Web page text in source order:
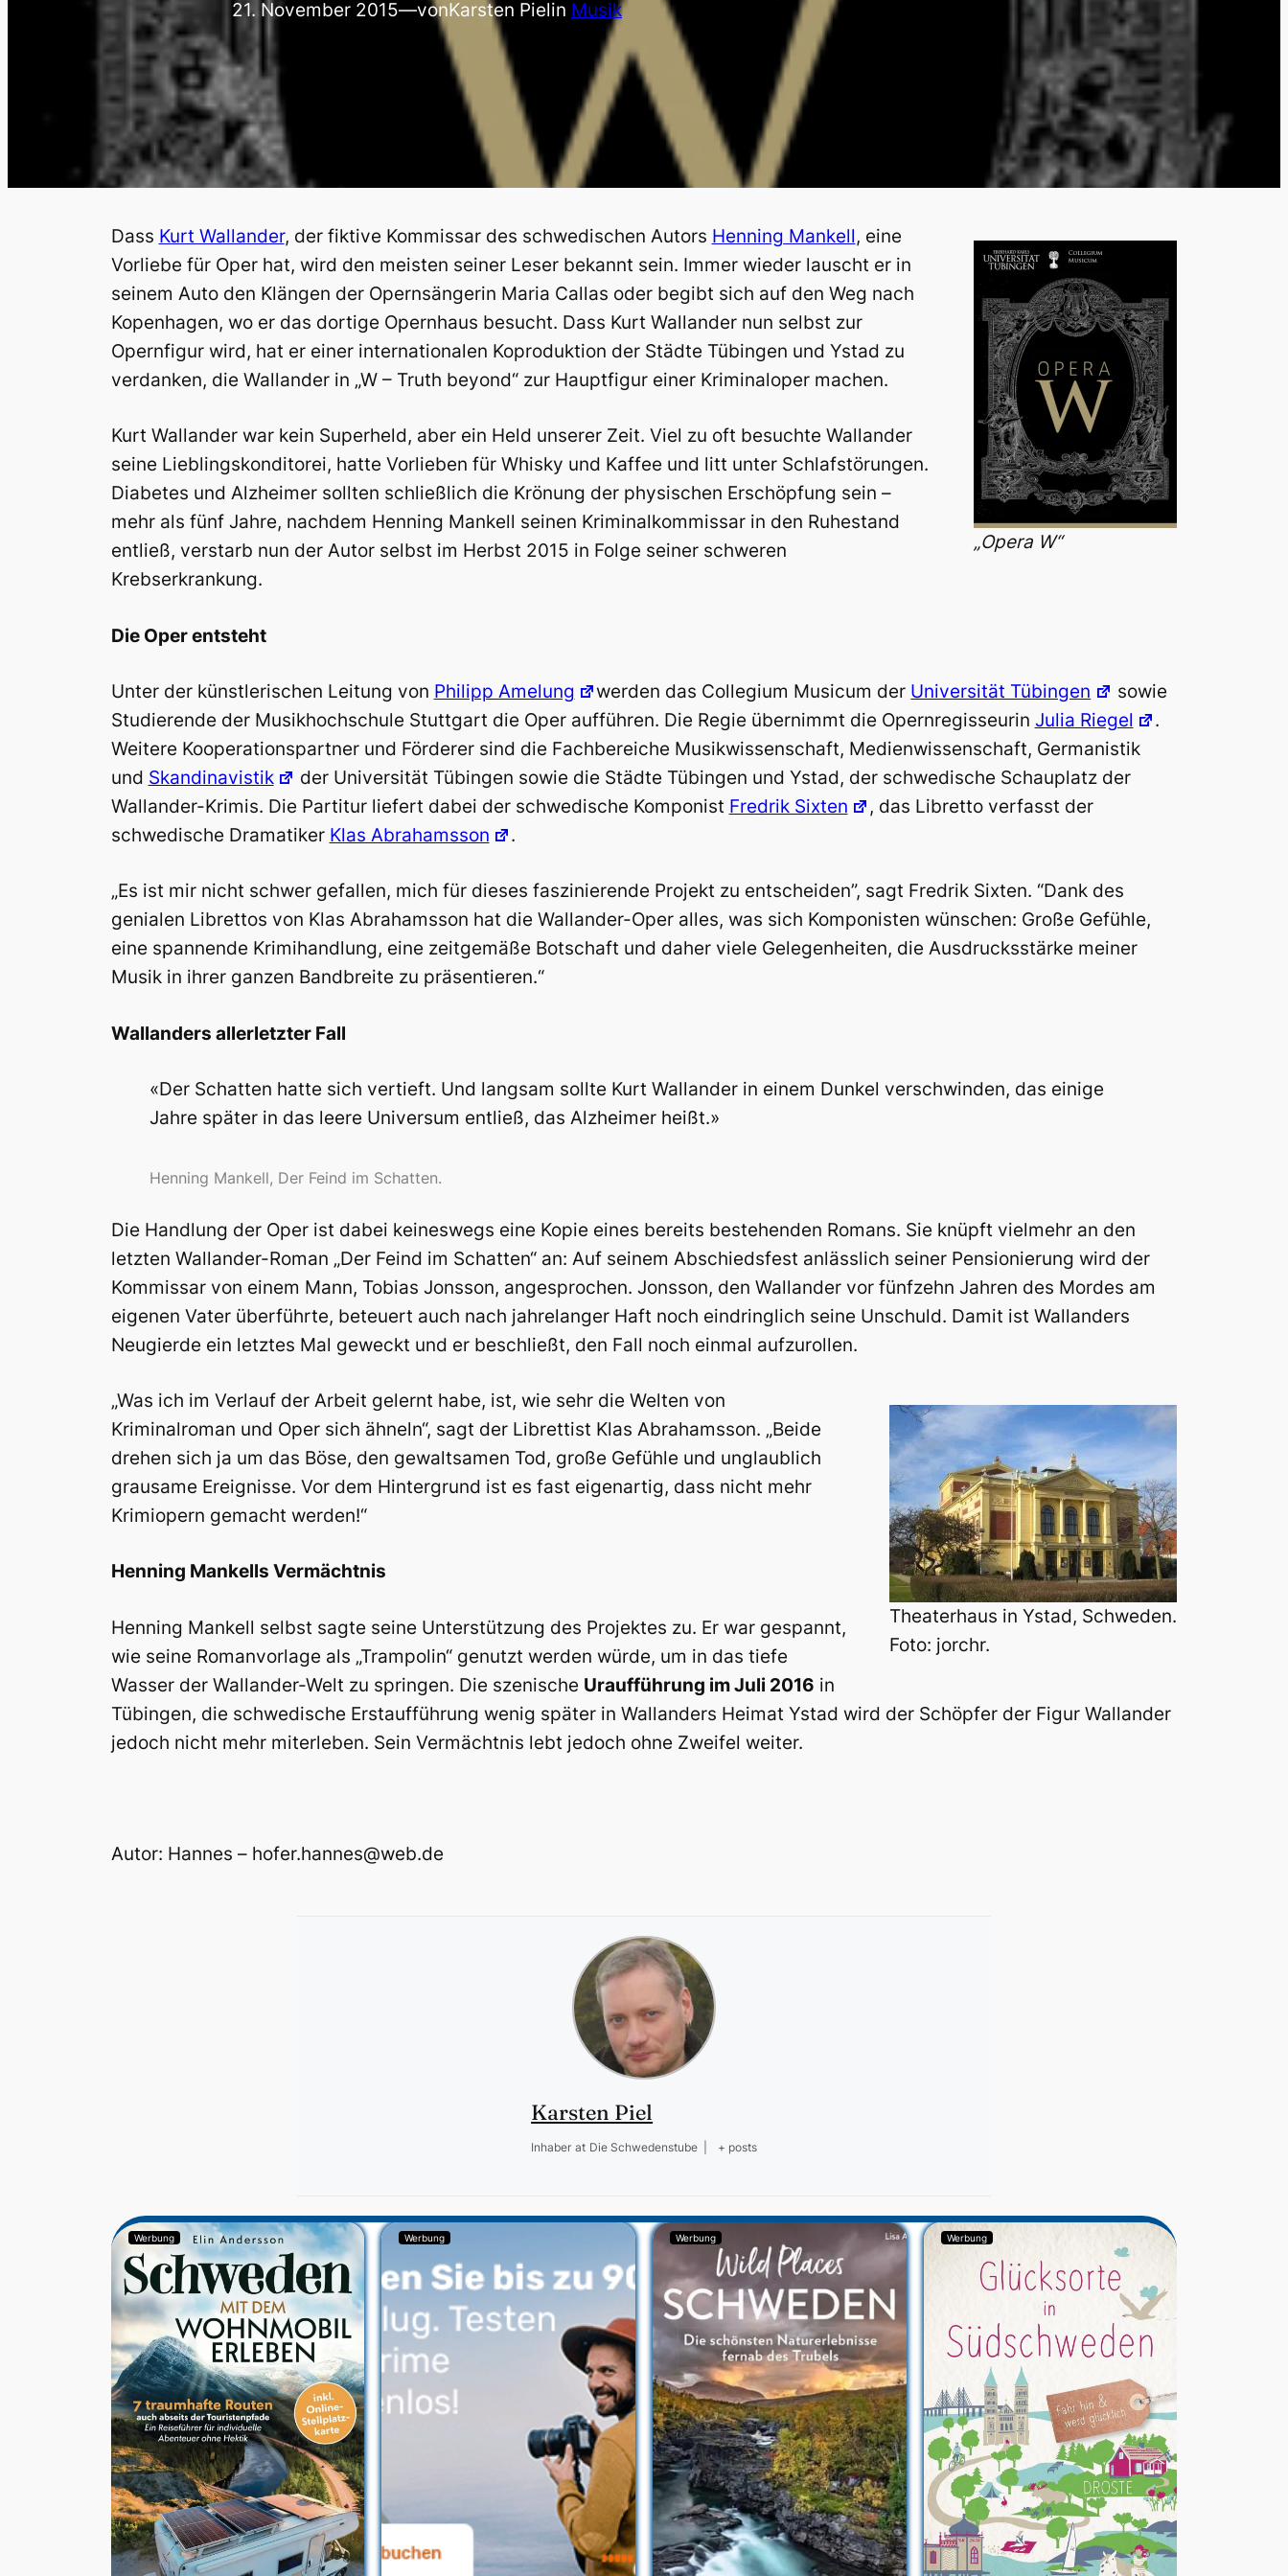
21. November 2015—vonKarsten Pielin Musik
„Opera W“
Dass Kurt Wallander, der fiktive Kommissar des schwedischen Autors Henning Mankell, eine
Vorliebe für Oper hat, wird den meisten seiner Leser bekannt sein. Immer wieder lauscht er in
seinem Auto den Klängen der Opernsängerin Maria Callas oder begibt sich auf den Weg nach
Kopenhagen, wo er das dortige Opernhaus besucht. Dass Kurt Wallander nun selbst zur
Opernfigur wird, hat er einer internationalen Koproduktion der Städte Tübingen und Ystad zu
verdanken, die Wallander in „W – Truth beyond“ zur Hauptfigur einer Kriminaloper machen.
Kurt Wallander war kein Superheld, aber ein Held unserer Zeit. Viel zu oft besuchte Wallander
seine Lieblingskonditorei, hatte Vorlieben für Whisky und Kaffee und litt unter Schlafstörungen.
Diabetes und Alzheimer sollten schließlich die Krönung der physischen Erschöpfung sein –
mehr als fünf Jahre, nachdem Henning Mankell seinen Kriminalkommissar in den Ruhestand
entließ, verstarb nun der Autor selbst im Herbst 2015 in Folge seiner schweren
Krebserkrankung.
Die Oper entsteht
Unter der künstlerischen Leitung von Philipp Amelung werden das Collegium Musicum der Universität Tübingen
sowie
Studierende der Musikhochschule Stuttgart die Oper aufführen. Die Regie übernimmt die Opernregisseurin Julia Riegel
.
Weitere Kooperationspartner und Förderer sind die Fachbereiche Musikwissenschaft, Medienwissenschaft, Germanistik
und Skandinavistik
der Universität Tübingen sowie die Städte Tübingen und Ystad, der schwedische Schauplatz der
Wallander-Krimis. Die Partitur liefert dabei der schwedische Komponist Fredrik Sixten
, das Libretto verfasst der
schwedische Dramatiker Klas Abrahamsson .
„Es ist mir nicht schwer gefallen, mich für dieses faszinierende Projekt zu entscheiden”, sagt Fredrik Sixten. “Dank des
genialen Librettos von Klas Abrahamsson hat die Wallander-Oper alles, was sich Komponisten wünschen: Große Gefühle,
eine spannende Krimihandlung, eine zeitgemäße Botschaft und daher viele Gelegenheiten, die Ausdrucksstärke meiner
Musik in ihrer ganzen Bandbreite zu präsentieren.“
Wallanders allerletzter Fall
«Der Schatten hatte sich vertieft. Und langsam sollte Kurt Wallander in einem Dunkel verschwinden, das einige
Jahre später in das leere Universum entließ, das Alzheimer heißt.»
Henning Mankell, Der Feind im Schatten.
Die Handlung der Oper ist dabei keineswegs eine Kopie eines bereits bestehenden Romans. Sie knüpft vielmehr an den
letzten Wallander-Roman „Der Feind im Schatten“ an: Auf seinem Abschiedsfest anlässlich seiner Pensionierung wird der
Kommissar von einem Mann, Tobias Jonsson, angesprochen. Jonsson, den Wallander vor fünfzehn Jahren des Mordes am
eigenen Vater überführte, beteuert auch nach jahrelanger Haft noch eindringlich seine Unschuld. Damit ist Wallanders
Neugierde ein letztes Mal geweckt und er beschließt, den Fall noch einmal aufzurollen.
Theaterhaus in Ystad, Schweden.
Foto: jorchr.
„Was ich im Verlauf der Arbeit gelernt habe, ist, wie sehr die Welten von
Kriminalroman und Oper sich ähneln“, sagt der Librettist Klas Abrahamsson. „Beide
drehen sich ja um das Böse, den gewaltsamen Tod, große Gefühle und unglaublich
grausame Ereignisse. Vor dem Hintergrund ist es fast eigenartig, dass nicht mehr
Krimiopern gemacht werden!“
Henning Mankells Vermächtnis
Henning Mankell selbst sagte seine Unterstützung des Projektes zu. Er war gespannt,
wie seine Romanvorlage als „Trampolin“ genutzt werden würde, um in das tiefe
Wasser der Wallander-Welt zu springen. Die szenische Uraufführung im Juli 2016 in
Tübingen, die schwedische Erstaufführung wenig später in Wallanders Heimat Ystad wird der Schöpfer der Figur Wallander
jedoch nicht mehr miterleben. Sein Vermächtnis lebt jedoch ohne Zweifel weiter.
Autor: Hannes – hofer.hannes@web.de
Karsten Piel
Inhaber at Die Schwedenstube + posts
Werbung Werbung Werbung Werbung